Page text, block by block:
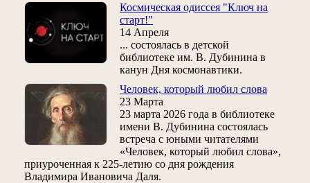
Космическая одиссея "Ключ на
старт!"
14 Апреля
... состоялась в детской
библиотеке им. В. Дубинина в
канун Дня космонавтики.
Человек, который любил слова
23 Марта
23 марта 2026 года в библиотеке
имени В. Дубинина состоялась
встреча с юными читателями
«Человек, который любил слова»,
приуроченная к 225‑летию со дня рождения
Владимира Ивановича Даля.